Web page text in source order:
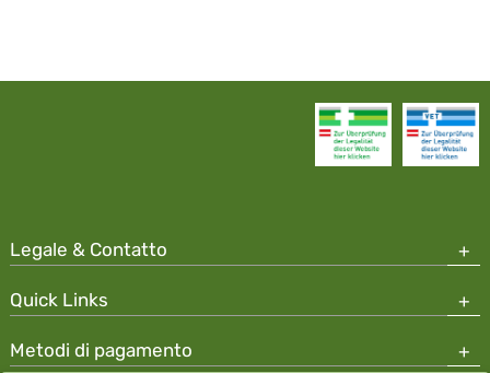
Legale & Contatto
Quick Links
Metodi di pagamento